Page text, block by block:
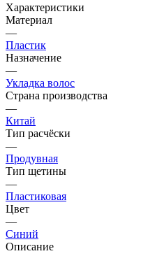
Характеристики
Материал
—
Пластик
Назначение
—
Укладка волос
Страна производства
—
Китай
Тип расчёски
—
Продувная
Тип щетины
—
Пластиковая
Цвет
—
Синий
Описание